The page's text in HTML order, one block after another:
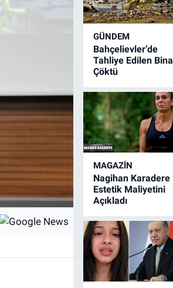
GÜNDEM
Bahçelievler’de
Tahliye Edilen Bina
Çöktü
MAGAZİN
Nagihan Karadere
Estetik Maliyetini
Açıkladı